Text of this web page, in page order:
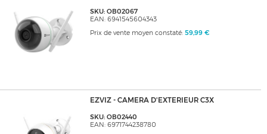
SKU: OB02067
EAN: 6941545604343
Prix de vente moyen constaté: 59,99 €
EZVIZ - CAMERA D'EXTERIEUR C3X
SKU: OB02440
EAN: 6971744238780